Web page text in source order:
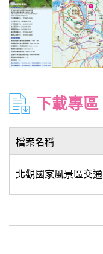
下載專區
檔案名稱
北觀國家風景區交